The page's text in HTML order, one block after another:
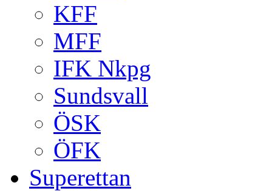
KFF
MFF
IFK Nkpg
Sundsvall
ÖSK
ÖFK
Superettan